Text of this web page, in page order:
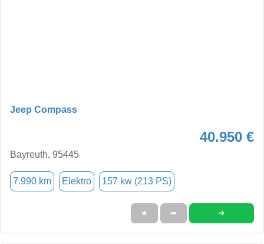
Jeep Compass
40.950 €
Bayreuth, 95445
7.990 km Elektro 157 kw (213 PS)
★ ➦ ➜